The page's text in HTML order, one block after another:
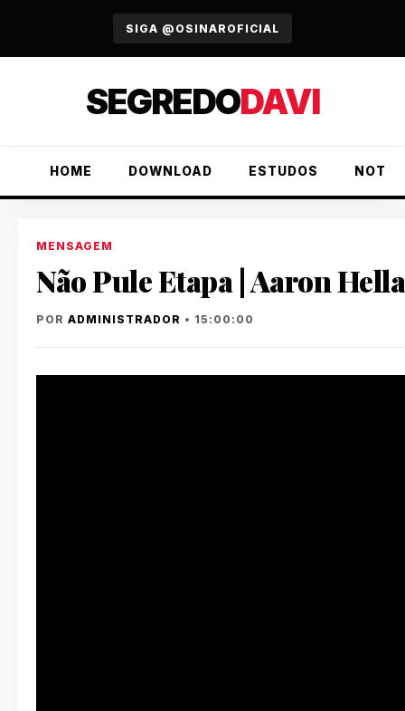
SIGA @OSINAROFICIAL
SEGREDODAVI
HOME DOWNLOAD ESTUDOS
MENSAGEM
Não Pule Etapa | Aaron
POR ADMINISTRADOR • 15:00:00